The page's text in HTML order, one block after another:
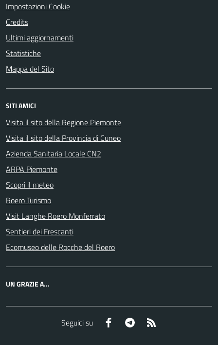
Impostazioni Cookie
Credits
Ultimi aggiornamenti
Statistiche
Mappa del Sito
SITI AMICI
Visita il sito della Regione Piemonte
Visita il sito della Provincia di Cuneo
Azienda Sanitaria Locale CN2
ARPA Piemonte
Scopri il meteo
Roero Turismo
Visit Langhe Roero Monferrato
Sentieri dei Frescanti
Ecomuseo delle Rocche del Roero
UN GRAZIE A...
Seguici su Facebook Telegram